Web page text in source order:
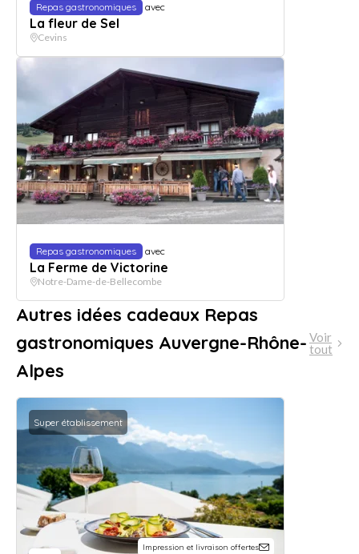
Repas gastronomiques avec
La fleur de Sel
Cevins
Repas gastronomiques avec
La Ferme de Victorine
Notre-Dame-de-Bellecombe
Autres idées cadeaux Repas
gastronomiques Auvergne-Rhône-
Alpes
Voir
tout
Super établissement
Impression et livraison offertes